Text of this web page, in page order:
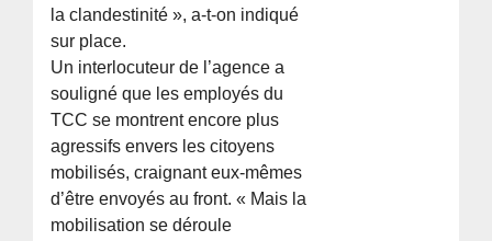
la clandestinité », a-t-on indiqué
sur place.
Un interlocuteur de l’agence a
souligné que les employés du
TCC se montrent encore plus
agressifs envers les citoyens
mobilisés, craignant eux-mêmes
d’être envoyés au front. « Mais la
mobilisation se déroule